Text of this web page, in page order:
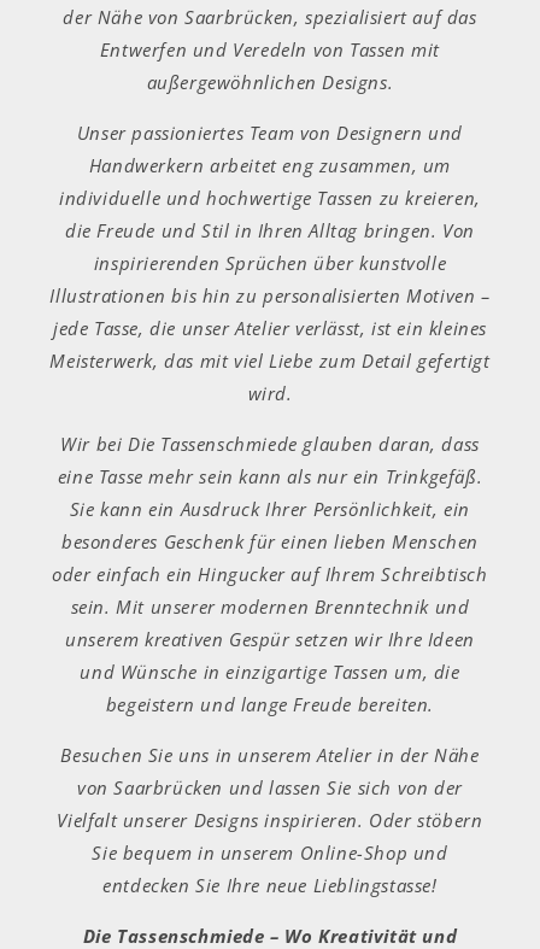
der Nähe von Saarbrücken, spezialisiert auf das
Entwerfen und Veredeln von Tassen mit
außergewöhnlichen Designs.
Unser passioniertes Team von Designern und
Handwerkern arbeitet eng zusammen, um
individuelle und hochwertige Tassen zu kreieren,
die Freude und Stil in Ihren Alltag bringen. Von
inspirierenden Sprüchen über kunstvolle
Illustrationen bis hin zu personalisierten Motiven –
jede Tasse, die unser Atelier verlässt, ist ein kleines
Meisterwerk, das mit viel Liebe zum Detail gefertigt
wird.
Wir bei Die Tassenschmiede glauben daran, dass
eine Tasse mehr sein kann als nur ein Trinkgefäß.
Sie kann ein Ausdruck Ihrer Persönlichkeit, ein
besonderes Geschenk für einen lieben Menschen
oder einfach ein Hingucker auf Ihrem Schreibtisch
sein. Mit unserer modernen Brenntechnik und
unserem kreativen Gespür setzen wir Ihre Ideen
und Wünsche in einzigartige Tassen um, die
begeistern und lange Freude bereiten.
Besuchen Sie uns in unserem Atelier in der Nähe
von Saarbrücken und lassen Sie sich von der
Vielfalt unserer Designs inspirieren. Oder stöbern
Sie bequem in unserem Online-Shop und
entdecken Sie Ihre neue Lieblingstasse!
Die Tassenschmiede – Wo Kreativität und